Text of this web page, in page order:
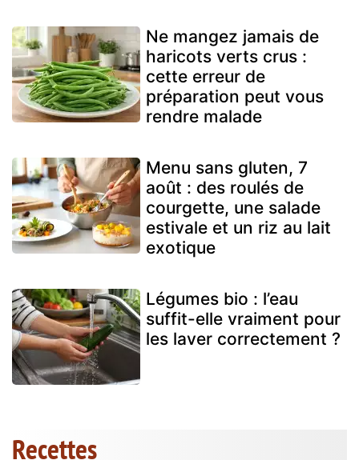
Ne mangez jamais de
haricots verts crus :
cette erreur de
préparation peut vous
rendre malade
Menu sans gluten, 7
août : des roulés de
courgette, une salade
estivale et un riz au lait
exotique
Légumes bio : l’eau
suffit-elle vraiment pour
les laver correctement ?
Recettes